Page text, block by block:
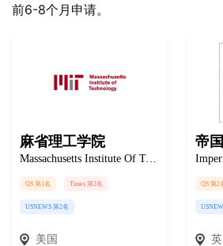
前6-8个月申请。
麻省理工学院
Massachusetts Institute Of Technology
QS 第1名 Times 第2名
USNEWS 第2名
美国
帝
QS 第2